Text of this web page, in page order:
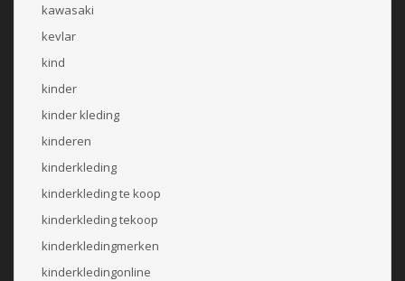
kawasaki
kevlar
kind
kinder
kinder kleding
kinderen
kinderkleding
kinderkleding te koop
kinderkleding tekoop
kinderkledingmerken
kinderkledingonline